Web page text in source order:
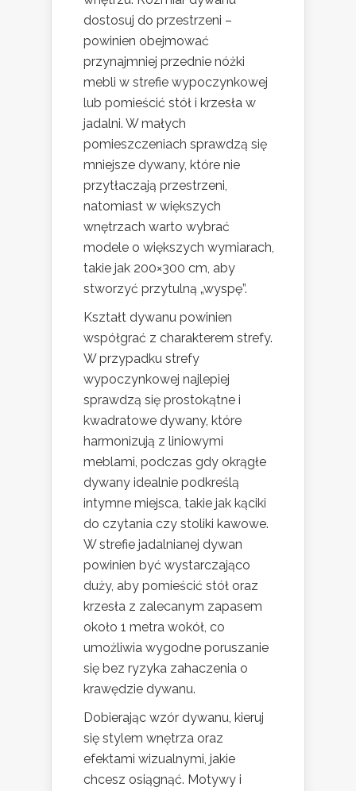
dostosuj do przestrzeni –
powinien obejmować
przynajmniej przednie nóżki
mebli w strefie wypoczynkowej
lub pomieścić stół i krzesła w
jadalni. W małych
pomieszczeniach sprawdzą się
mniejsze dywany, które nie
przytłaczają przestrzeni,
natomiast w większych
wnętrzach warto wybrać
modele o większych wymiarach,
takie jak 200×300 cm, aby
stworzyć przytulną „wyspę”.
Kształt dywanu powinien
współgrać z charakterem strefy.
W przypadku strefy
wypoczynkowej najlepiej
sprawdzą się prostokątne i
kwadratowe dywany, które
harmonizują z liniowymi
meblami, podczas gdy okrągłe
dywany idealnie podkreślą
intymne miejsca, takie jak kąciki
do czytania czy stoliki kawowe.
W strefie jadalnianej dywan
powinien być wystarczająco
duży, aby pomieścić stół oraz
krzesła z zalecanym zapasem
około 1 metra wokół, co
umożliwia wygodne poruszanie
się bez ryzyka zahaczenia o
krawędzie dywanu.
Dobierając wzór dywanu, kieruj
się stylem wnętrza oraz
efektami wizualnymi, jakie
chcesz osiągnąć. Motywy i